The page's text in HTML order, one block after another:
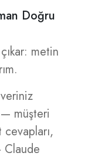
Doğru
metin
müşteri
Claude